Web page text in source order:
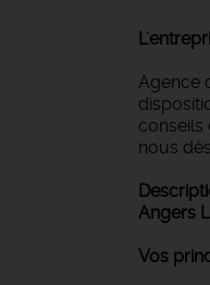
Agence
conseils
nous
Angers
Vos